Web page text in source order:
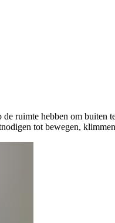
ruimte hebben om buiten
tot bewegen,